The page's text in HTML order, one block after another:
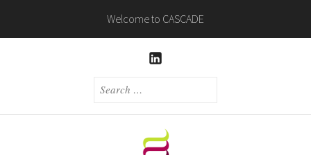
content
Welcome to CASCADE
SEARCH